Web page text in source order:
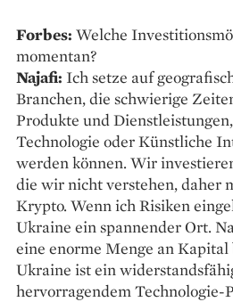
Forbes: Welche
momentan?
Najafi: Ich setze auf
Branchen, die schwierige
Produkte und
Technologie oder Künstliche
werden können. Wir
die wir nicht verstehen, daher
Krypto. Wenn ich Risiken
Ukraine ein spannender Ort.
eine enorme Menge an
Ukraine ist ein
hervorragendem Technologie-